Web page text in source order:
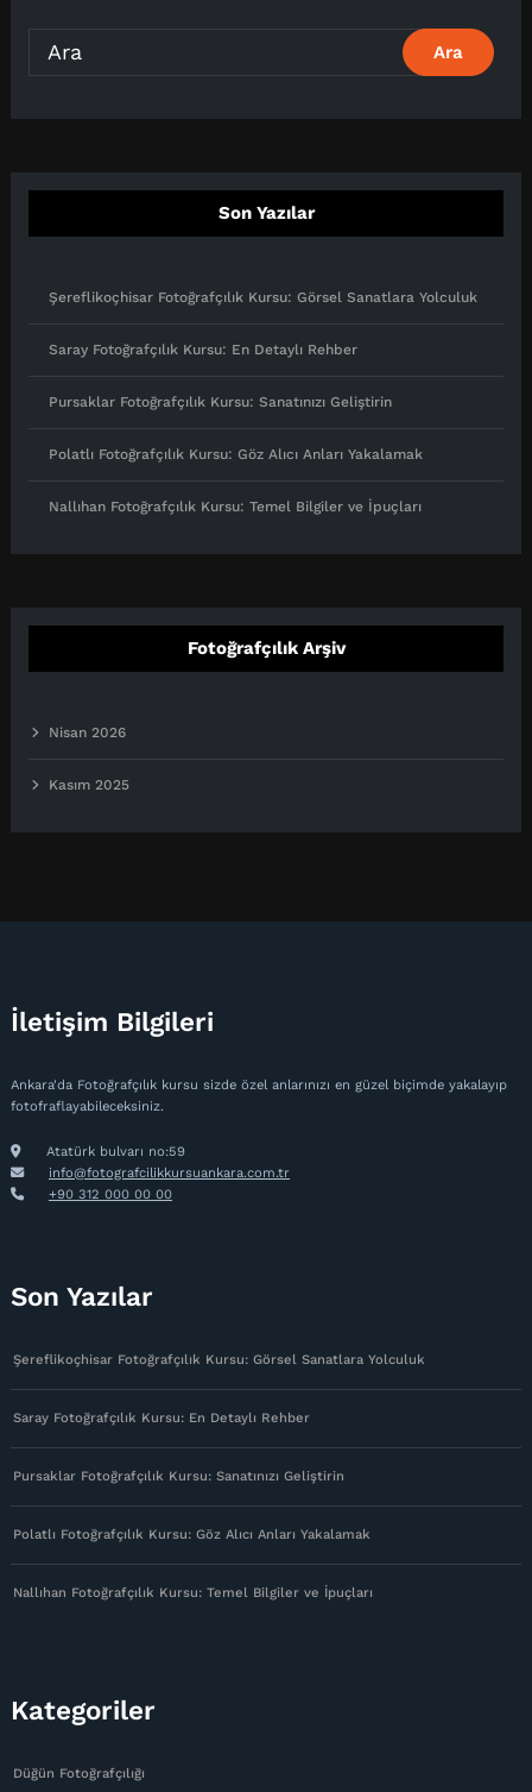
Son Yazılar
Şereflikoçhisar Fotoğrafçılık Kursu: Görsel Sanatlara Yolculuk
Saray Fotoğrafçılık Kursu: En Detaylı Rehber
Pursaklar Fotoğrafçılık Kursu: Sanatınızı Geliştirin
Polatlı Fotoğrafçılık Kursu: Göz Alıcı Anları Yakalamak
Nallıhan Fotoğrafçılık Kursu: Temel Bilgiler ve İpuçları
Fotoğrafçılık Arşiv
Nisan 2026
Kasım 2025
İletişim Bilgileri
Ankara'da Fotoğrafçılık kursu sizde özel anlarınızı en güzel biçimde yakalayıp
fotofraflayabileceksiniz.
Atatürk bulvarı no:59
info@fotografcilikkursuankara.com.tr
+90 312 000 00 00
Son Yazılar
Şereflikoçhisar Fotoğrafçılık Kursu: Görsel Sanatlara Yolculuk
Saray Fotoğrafçılık Kursu: En Detaylı Rehber
Pursaklar Fotoğrafçılık Kursu: Sanatınızı Geliştirin
Polatlı Fotoğrafçılık Kursu: Göz Alıcı Anları Yakalamak
Nallıhan Fotoğrafçılık Kursu: Temel Bilgiler ve İpuçları
Kategoriler
Düğün Fotoğrafçılığı